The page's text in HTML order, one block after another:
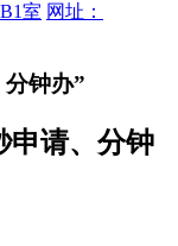
室 网址：
钟办”
申请、分钟